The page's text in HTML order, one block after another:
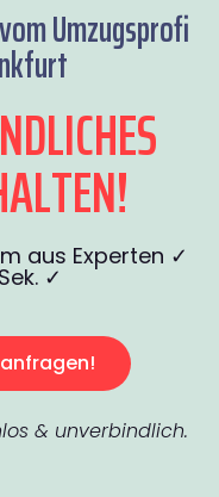
Umzugsprofi
aus Experten ✓
✓
& unverbindlich.